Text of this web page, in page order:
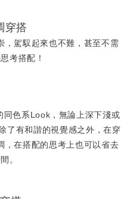
穿搭
，駕馭起來也不難，甚至不需
考搭配！
同色系Look，無論上深下淺或
了有和諧的視覺感之外，在穿
，在搭配的思考上也可以省去
。